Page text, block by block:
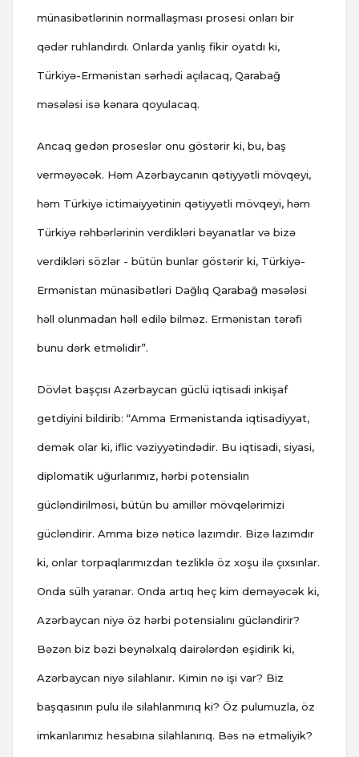
münasibətlərinin normallaşması prosesi onları bir
qədər ruhlandırdı. Onlarda yanlış fikir oyatdı ki,
Türkiyə-Ermənistan sərhədi açılacaq, Qarabağ
məsələsi isə kənara qoyulacaq.
Ancaq gedən proseslər onu göstərir ki, bu, baş
verməyəcək. Həm Azərbaycanın qətiyyətli mövqeyi,
həm Türkiyə ictimaiyyətinin qətiyyətli mövqeyi, həm
Türkiyə rəhbərlərinin verdikləri bəyanatlar və bizə
verdikləri sözlər - bütün bunlar göstərir ki, Türkiyə-
Ermənistan münasibətləri Dağlıq Qarabağ məsələsi
həll olunmadan həll edilə bilməz. Ermənistan tərəfi
bunu dərk etməlidir”.
Dövlət başçısı Azərbaycan güclü iqtisadi inkişaf
getdiyini bildirib: “Amma Ermənistanda iqtisadiyyat,
demək olar ki, iflic vəziyyətindədir. Bu iqtisadi, siyasi,
diplomatik uğurlarımız, hərbi potensialın
gücləndirilməsi, bütün bu amillər mövqelərimizi
gücləndirir. Amma bizə nəticə lazımdır. Bizə lazımdır
ki, onlar torpaqlarımızdan tezliklə öz xoşu ilə çıxsınlar.
Onda sülh yaranar. Onda artıq heç kim deməyəcək ki,
Azərbaycan niyə öz hərbi potensialını gücləndirir?
Bəzən biz bəzi beynəlxalq dairələrdən eşidirik ki,
Azərbaycan niyə silahlanır. Kimin nə işi var? Biz
başqasının pulu ilə silahlanmırıq ki? Öz pulumuzla, öz
imkanlarımız hesabına silahlanırıq. Bəs nə etməliyik?